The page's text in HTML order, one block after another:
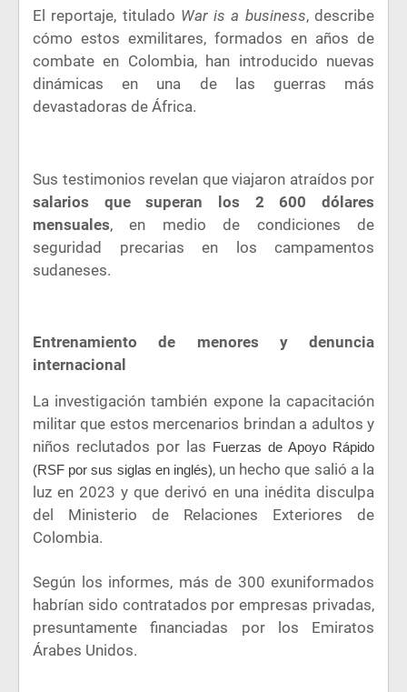
El reportaje, titulado War is a business, describe
cómo estos exmilitares, formados en años de
combate en Colombia, han introducido nuevas
dinámicas en una de las guerras más
devastadoras de África.
Sus testimonios revelan que viajaron atraídos por
salarios que superan los 2 600 dólares
mensuales, en medio de condiciones de
seguridad precarias en los campamentos
sudaneses.
Entrenamiento de menores y denuncia
internacional
La investigación también expone la capacitación
militar que estos mercenarios brindan a adultos y
niños reclutados por las
Fuerzas de Apoyo Rápido
(RSF por sus siglas en inglés), un hecho que salió a la
luz en 2023 y que derivó en una inédita disculpa
del Ministerio de Relaciones Exteriores de
Colombia.
Según los informes, más de 300 exuniformados
habrían sido contratados por empresas privadas,
presuntamente financiadas por los Emiratos
Árabes Unidos.